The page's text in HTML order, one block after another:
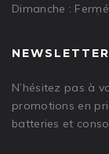
Dimanche : Fermé
NEWSLETTER
N’hésitez pas à
promotions en
batteries et